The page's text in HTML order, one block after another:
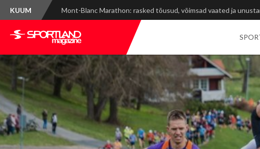
KUUM Spordinädala kokkuvõte: WRC Delfi Rally Estonia ja